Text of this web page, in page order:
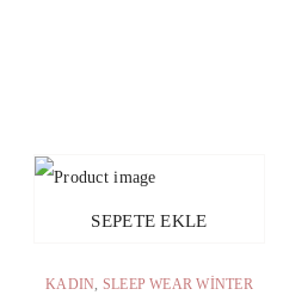
SEPETE EKLE
KADIN, SLEEP WEAR WINTER